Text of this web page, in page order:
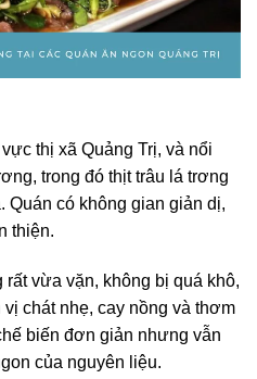
thị xã Quảng Trị, và nổi
trong đó thịt trâu lá trơng
Quán có không gian giản dị,
thiện.
vừa vặn, không bị quá khô,
chát nhẹ, cay nồng và thơm
biến đơn giản nhưng vẫn
của nguyên liệu.